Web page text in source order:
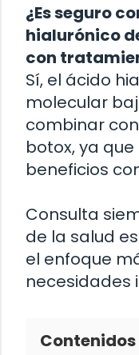
¿Es seguro
hialurónico
con
Sí, el ácido
molecular
combinar
botox, ya
beneficios
Consulta
de la salud
el enfoque
necesidades
Contenidos